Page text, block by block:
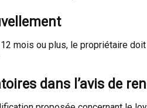
mois ou plus, le propriétaire
dans l’avis de